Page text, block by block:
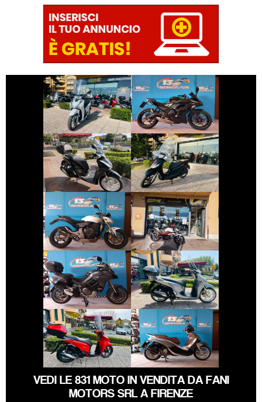
HONDA SH
€ 2.490 €
KAWASAKI
NINJA-650
€ 5.790 €
HONDA SH
€ 2.150 €
PIAGGIO MEDLEY
€ 2.990 €
HONDA HORNET
€ 3.490 €
BENELLI BN
€ 2.550 €
DUCATI
MULTISTRADA
€ 11.690 €
HONDA SH
€ 3.150 €
HONDA SH
€ 3.490 €
PIAGGIO
BEVERLY
€ 3.590 €
VEDI LE 831 MOTO IN VENDITA DA FANI
MOTORS SRL A FIRENZE